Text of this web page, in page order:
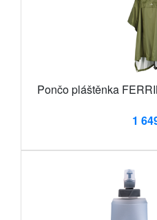
Pončo pláštěnka
1